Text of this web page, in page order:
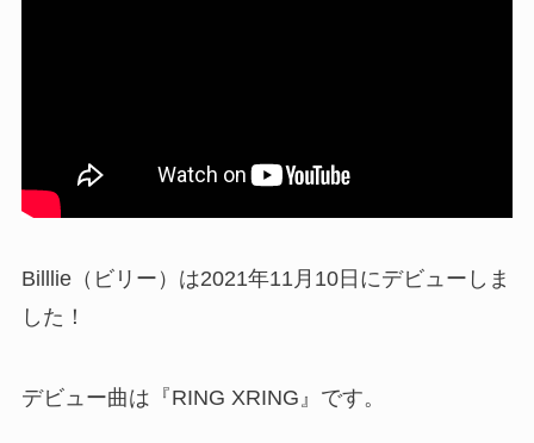
Billlie（ビリー）は2021年11月10日にデビューしま
した！
デビュー曲は『RING XRING』です。